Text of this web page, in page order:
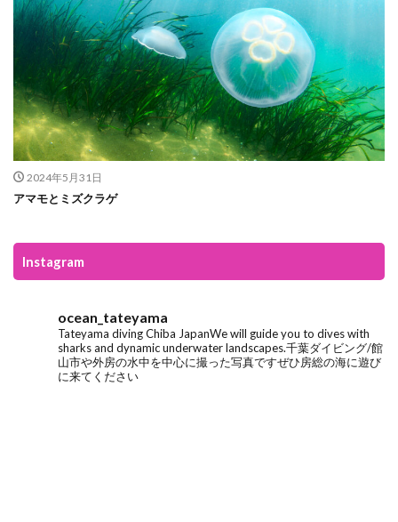
2024年5月31日
アマモとミズクラゲ
Instagram
ocean_tateyama
Tateyama divingChiba JapanWe will guide you to dives with
sharks and dynamic underwater landscapes.千葉ダイビング/館
山市や外房の水中を中心に撮った写真ですぜひ房総の海に遊び
に来てください